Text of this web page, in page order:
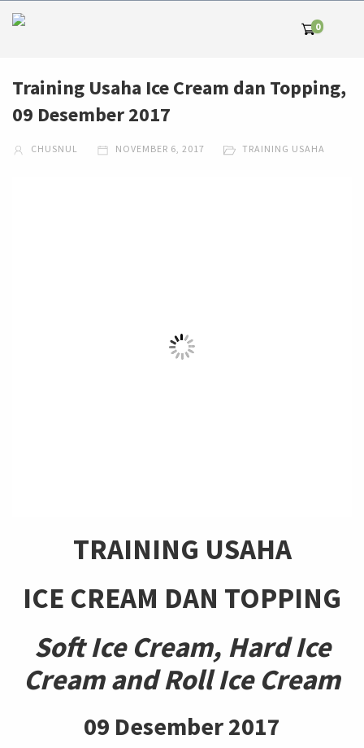
0
Training Usaha Ice Cream dan Topping,
09 Desember 2017
CHUSNUL NOVEMBER 6, 2017 TRAINING USAHA
TRAINING USAHA
ICE CREAM DAN TOPPING
Soft Ice Cream, Hard Ice
Cream and Roll Ice Cream
09 Desember 2017